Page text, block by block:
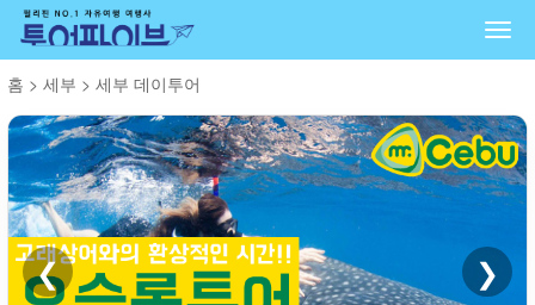
홈 > 세부 > 세부 데이투어
❮ ❯